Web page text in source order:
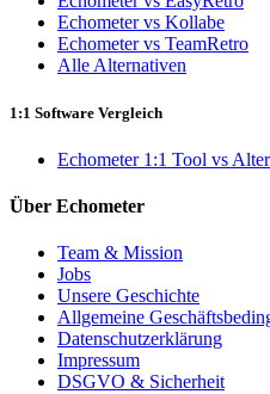
Echometer vs Kollabe
Echometer vs TeamRetro
Alle Alternativen
1:1 Software Vergleich
Echometer 1:1 Tool vs
Über Echometer
Team & Mission
Jobs
Unsere Geschichte
Allgemeine
Datenschutzerklärung
Impressum
DSGVO & Sicherheit